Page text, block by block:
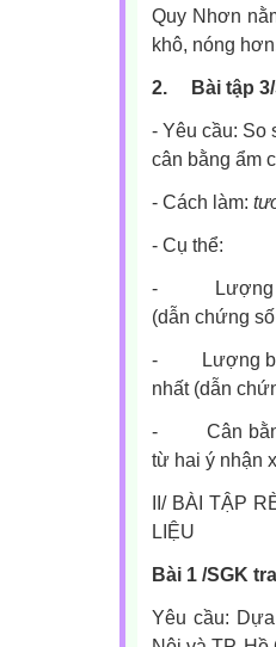
Quy Nhơn
khô, nóng
2.
Bài tập
- Yêu cầu: So
cân bằng ẩm
- Cách làm:
- Cụ thể:
-
(dẫn chứng
-
Lượng
nhất (dẫn
-
Cân
từ hai ý nhận
II/ BÀI TẬP
LIỆU
Bài 1 /SGK
Yêu cầu: